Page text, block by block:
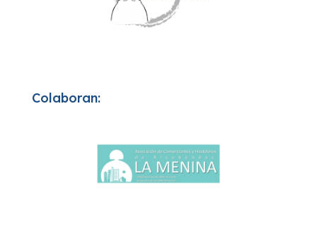
Colaboran: